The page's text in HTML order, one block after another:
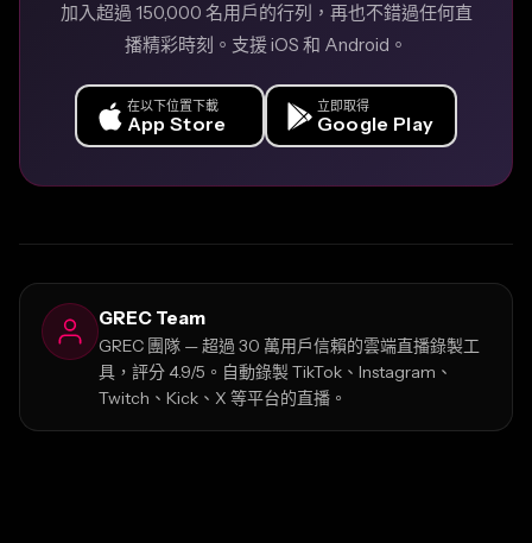
加入超過 150,000 名用戶的行列，再也不錯過任何直
播精彩時刻。支援 iOS 和 Android。
在以下位置下載
App Store
立即取得
Google Play
GREC Team
GREC 團隊 — 超過 30 萬用戶信賴的雲端直播錄製工
具，評分 4.9/5。自動錄製 TikTok、Instagram、
Twitch、Kick、X 等平台的直播。